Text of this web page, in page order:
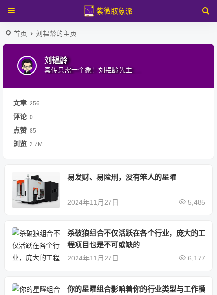
紫微取象派
首页 刘韫龄的主页
刘韫龄
真传只需一个象！刘韫龄先生的紫微斗数知识，独家取象法门。紫微解盘等请咨询本人，微信号：2272022136
文章 256
评论 0
点赞 85
浏览 2.7M
易发财、易险刑，没有笨人的星曜
2024年11月27日 5,485
杀破狼组合不仅活跃在各个行业，庞大的工
程项目也是不可或缺的
2024年11月27日 6,177
你的星曜组合影响着你的行业类型与工作模